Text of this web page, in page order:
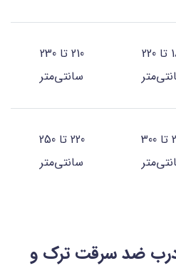
180 تا 220
210 تا 230
سانتی‌متر
220 تا 300
220 تا 250
سانتی‌متر
درب ضد سرقت ترک و